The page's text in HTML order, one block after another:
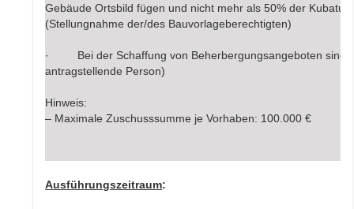
Gebäude Ortsbild fügen und nicht mehr als 50% der
(Stellungnahme der/des Bauvorlageberechtigten)
· Bei der Schaffung von Beherbergungsangeboten sind
antragstellende Person)
Hinweis:
– Maximale Zuschusssumme je Vorhaben: 100.000 €
Ausführungszeitraum: